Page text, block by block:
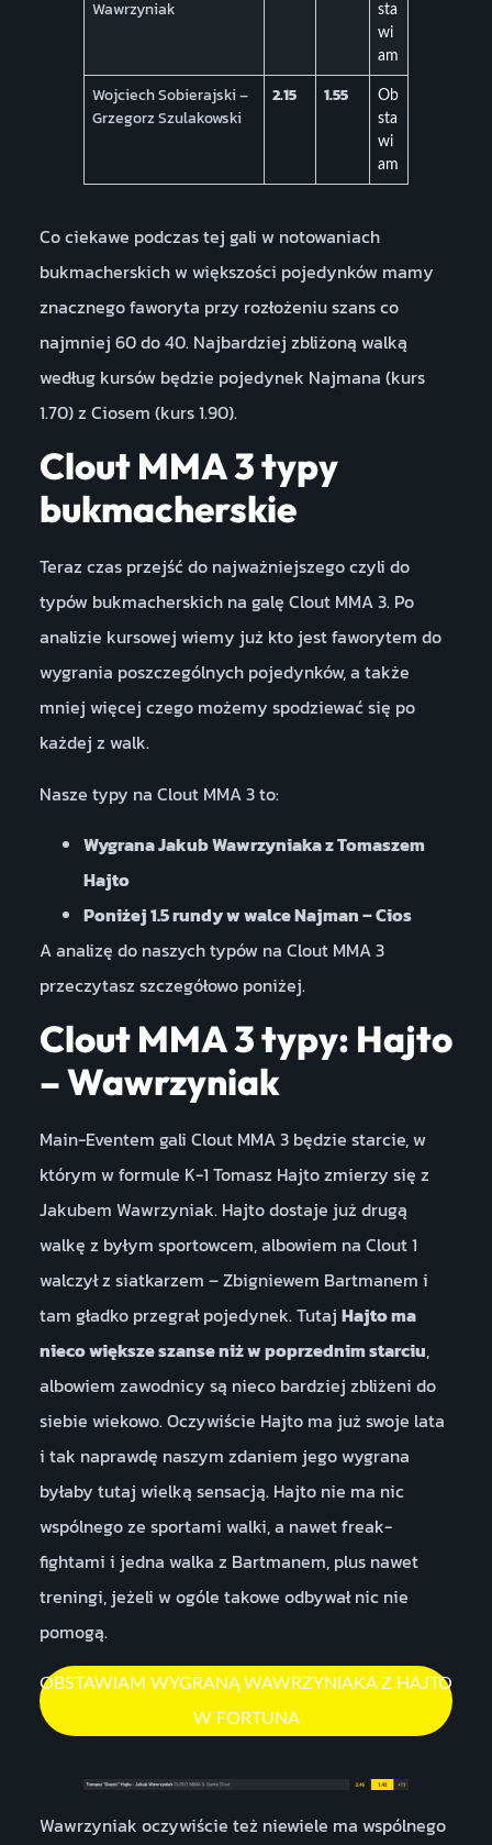
Wawrzyniak
sta
wi
am
Wojciech Sobierajski –
Grzegorz Szulakowski
2.15 1.55
Ob
sta
wi
am
Co ciekawe podczas tej gali w notowaniach
bukmacherskich w większości pojedynków mamy
znacznego faworyta przy rozłożeniu szans co
najmniej 60 do 40. Najbardziej zbliżoną walką
według kursów będzie pojedynek Najmana (kurs
1.70) z Ciosem (kurs 1.90).
Clout MMA 3 typy
bukmacherskie
Teraz czas przejść do najważniejszego czyli do
typów bukmacherskich na galę Clout MMA 3. Po
analizie kursowej wiemy już kto jest faworytem do
wygrania poszczególnych pojedynków, a także
mniej więcej czego możemy spodziewać się po
każdej z walk.
Nasze typy na Clout MMA 3 to:
Wygrana Jakub Wawrzyniaka z Tomaszem
Hajto
Poniżej 1.5 rundy w walce Najman – Cios
A analizę do naszych typów na Clout MMA 3
przeczytasz szczegółowo poniżej.
Clout MMA 3 typy: Hajto
– Wawrzyniak
Main-Eventem gali Clout MMA 3 będzie starcie, w
którym w formule K-1 Tomasz Hajto zmierzy się z
Jakubem Wawrzyniak. Hajto dostaje już drugą
walkę z byłym sportowcem, albowiem na Clout 1
walczył z siatkarzem – Zbigniewem Bartmanem i
tam gładko przegrał pojedynek. Tutaj Hajto ma
nieco większe szanse niż w poprzednim starciu,
albowiem zawodnicy są nieco bardziej zbliżeni do
siebie wiekowo. Oczywiście Hajto ma już swoje lata
i tak naprawdę naszym zdaniem jego wygrana
byłaby tutaj wielką sensacją. Hajto nie ma nic
wspólnego ze sportami walki, a nawet freak-
fightami i jedna walka z Bartmanem, plus nawet
treningi, jeżeli w ogóle takowe odbywał nic nie
pomogą.
OBSTAWIAM WYGRANĄ WAWRZYNIAKA Z HAJTO
W FORTUNA
Wawrzyniak oczywiście też niewiele ma wspólnego